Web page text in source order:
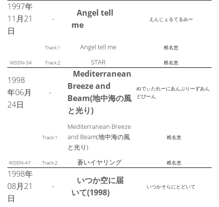
1997年
11月21
日
-
Angel tell
me
えんじぇるてるみー
Track:1 Angel tell me 椎名恵
WDDN-34 Track:2 STAR 椎名恵
1998
年06月
24日
-
Mediterranean
Breeze and
Beam(地中海の風
と光り)
めでぃたれーにあんぶりーずあん
どびーん
Track:1
Mediterranean Breeze
and Beam(地中海の風
と光り)
椎名恵
WDDN-47 Track:2 蒼いイヤリング 椎名恵
1998年
08月21
日
-
いつか空に届
いて(1998)
いつかそらにとどいて